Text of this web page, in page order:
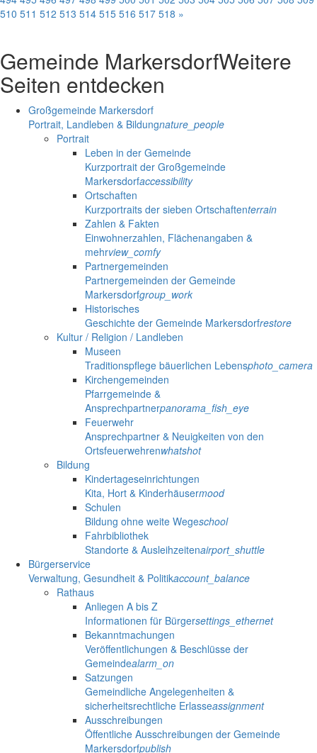
510 511 512 513 514 515 516 517 518 »
Gemeinde MarkersdorfWeitere
Seiten entdecken
Großgemeinde Markersdorf
Portrait, Landleben & Bildungnature_people
Portrait
Leben in der Gemeinde
Kurzportrait der Großgemeinde
Markersdorfaccessibility
Ortschaften
Kurzportraits der sieben Ortschaftenterrain
Zahlen & Fakten
Einwohnerzahlen, Flächenangaben &
mehrview_comfy
Partnergemeinden
Partnergemeinden der Gemeinde
Markersdorfgroup_work
Historisches
Geschichte der Gemeinde Markersdorfrestore
Kultur / Religion / Landleben
Museen
Traditionspflege bäuerlichen Lebensphoto_camera
Kirchengemeinden
Pfarrgemeinde &
Ansprechpartnerpanorama_fish_eye
Feuerwehr
Ansprechpartner & Neuigkeiten von den
Ortsfeuerwehrenwhatshot
Bildung
Kindertageseinrichtungen
Kita, Hort & Kinderhäusermood
Schulen
Bildung ohne weite Wegeschool
Fahrbibliothek
Standorte & Ausleihzeitenairport_shuttle
Bürgerservice
Verwaltung, Gesundheit & Politikaccount_balance
Rathaus
Anliegen A bis Z
Informationen für Bürgersettings_ethernet
Bekanntmachungen
Veröffentlichungen & Beschlüsse der
Gemeindealarm_on
Satzungen
Gemeindliche Angelegenheiten &
sicherheitsrechtliche Erlasseassignment
Ausschreibungen
Öffentliche Ausschreibungen der Gemeinde
Markersdorfpublish